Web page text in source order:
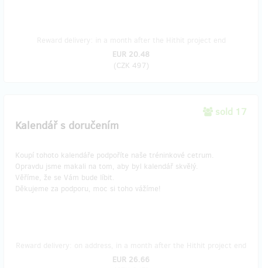
EUR 20.48
(CZK 497)
sold 17
Kalendář s doručením
Koupí tohoto kalendáře podpoříte naše tréninkové cetrum.
Opravdu jsme makali na tom, aby byl kalendář skvělý.
Věříme, že se Vám bude líbit.
Děkujeme za podporu, moc si toho vážíme!
EUR 26.66